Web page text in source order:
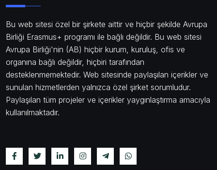
Bu web sitesi özel bir şirkete aittir ve hiçbir şekilde Avrupa
Birliği Erasmus+ programı ile bağlı değildir. Bu web sitesi
Avrupa Birliği'nin (AB) hiçbir kurum, kuruluş, ofis ve
organına bağlı değildir, hiçbiri tarafından
desteklenmemektedir. Web sitesinde paylaşılan içerikler ve
sunulan hizmetlerden yalnızca özel şirket sorumludur.
Paylaşılan tüm projeler ve içerikler yaygınlaştırma amacıyla
kullanılmaktadır.